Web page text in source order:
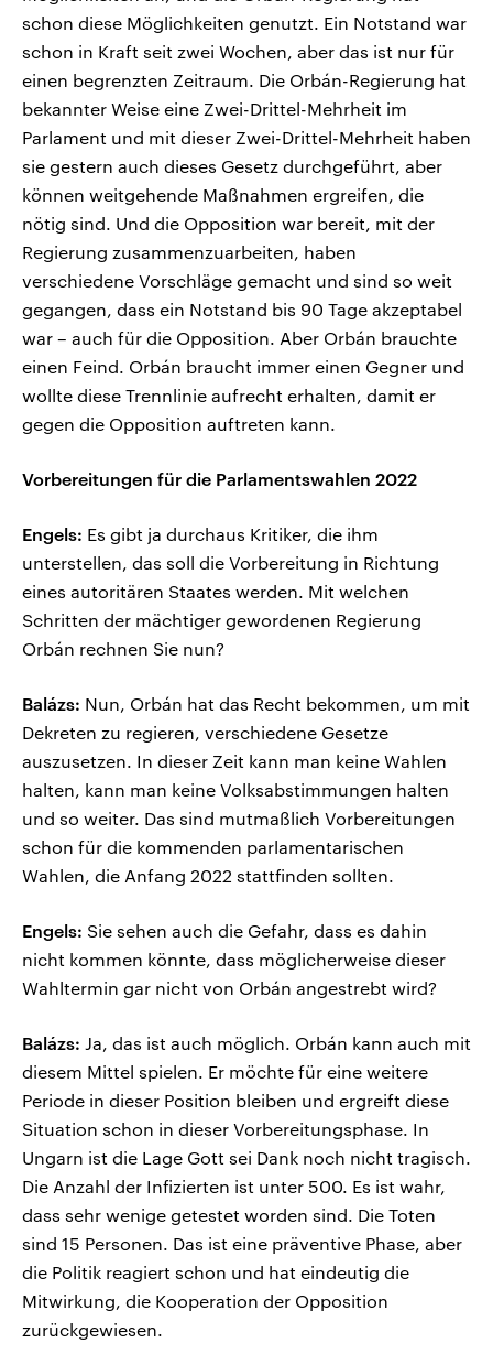
schon diese Möglichkeiten genutzt. Ein Notstand war
schon in Kraft seit zwei Wochen, aber das ist nur für
einen begrenzten Zeitraum. Die Orbán-Regierung hat
bekannter Weise eine Zwei-Drittel-Mehrheit im
Parlament und mit dieser Zwei-Drittel-Mehrheit haben
sie gestern auch dieses Gesetz durchgeführt, aber
können weitgehende Maßnahmen ergreifen, die
nötig sind. Und die Opposition war bereit, mit der
Regierung zusammenzuarbeiten, haben
verschiedene Vorschläge gemacht und sind so weit
gegangen, dass ein Notstand bis 90 Tage akzeptabel
war – auch für die Opposition. Aber Orbán brauchte
einen Feind. Orbán braucht immer einen Gegner und
wollte diese Trennlinie aufrecht erhalten, damit er
gegen die Opposition auftreten kann.
Vorbereitungen für die Parlamentswahlen 2022
Engels: Es gibt ja durchaus Kritiker, die ihm
unterstellen, das soll die Vorbereitung in Richtung
eines autoritären Staates werden. Mit welchen
Schritten der mächtiger gewordenen Regierung
Orbán rechnen Sie nun?
Balázs: Nun, Orbán hat das Recht bekommen, um mit
Dekreten zu regieren, verschiedene Gesetze
auszusetzen. In dieser Zeit kann man keine Wahlen
halten, kann man keine Volksabstimmungen halten
und so weiter. Das sind mutmaßlich Vorbereitungen
schon für die kommenden parlamentarischen
Wahlen, die Anfang 2022 stattfinden sollten.
Engels: Sie sehen auch die Gefahr, dass es dahin
nicht kommen könnte, dass möglicherweise dieser
Wahltermin gar nicht von Orbán angestrebt wird?
Balázs: Ja, das ist auch möglich. Orbán kann auch mit
diesem Mittel spielen. Er möchte für eine weitere
Periode in dieser Position bleiben und ergreift diese
Situation schon in dieser Vorbereitungsphase. In
Ungarn ist die Lage Gott sei Dank noch nicht tragisch.
Die Anzahl der Infizierten ist unter 500. Es ist wahr,
dass sehr wenige getestet worden sind. Die Toten
sind 15 Personen. Das ist eine präventive Phase, aber
die Politik reagiert schon und hat eindeutig die
Mitwirkung, die Kooperation der Opposition
zurückgewiesen.